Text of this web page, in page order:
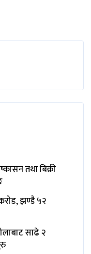
तथा बिक्री
झण्डै ५२
साढे २